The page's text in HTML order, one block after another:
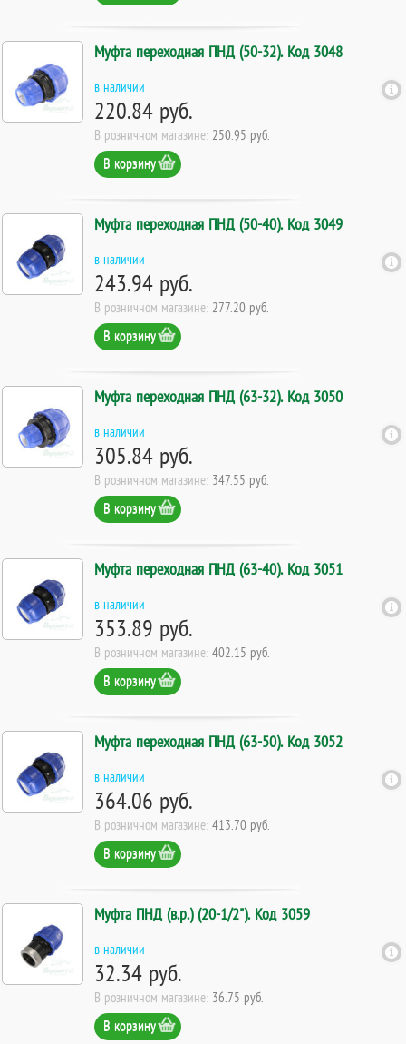
Муфта переходная ПНД (50-32). Код 3048
в наличии
220.84 руб.
В розничном магазине: 250.95 руб.
В корзину
Муфта переходная ПНД (50-40). Код 3049
в наличии
243.94 руб.
В розничном магазине: 277.20 руб.
В корзину
Муфта переходная ПНД (63-32). Код 3050
в наличии
305.84 руб.
В розничном магазине: 347.55 руб.
В корзину
Муфта переходная ПНД (63-40). Код 3051
в наличии
353.89 руб.
В розничном магазине: 402.15 руб.
В корзину
Муфта переходная ПНД (63-50). Код 3052
в наличии
364.06 руб.
В розничном магазине: 413.70 руб.
В корзину
Муфта ПНД (в.р.) (20-1/2"). Код 3059
в наличии
32.34 руб.
В розничном магазине: 36.75 руб.
В корзину